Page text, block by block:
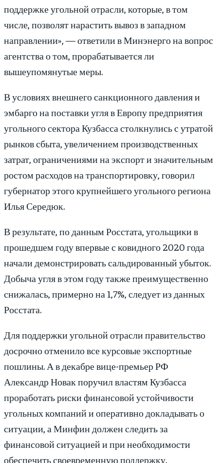
поддержке угольной отрасли, которые, в том
числе, позволят нарастить вывоз в западном
направлении», — ответили в Минэнерго на вопрос
агентства о том, прорабатывается ли
вышеупомянутые меры.
В условиях внешнего санкционного давления и
эмбарго на поставки угля в Европу предприятия
угольного сектора Кузбасса столкнулись с утратой
рынков сбыта, увеличением производственных
затрат, ограничениями на экспорт и значительным
ростом расходов на транспортировку, говорил
губернатор этого крупнейшего угольного региона
Илья Середюк.
В результате, по данным Росстата, угольщики в
прошедшем году впервые с ковидного 2020 года
начали демонстрировать сальдированный убыток.
Добыча угля в этом году также преимущественно
снижалась, примерно на 1,7%, следует из данных
Росстата.
Для поддержки угольной отрасли правительство
досрочно отменило все курсовые экспортные
пошлины. А в декабре вице-премьер РФ
Александр Новак поручил властям Кузбасса
проработать риски финансовой устойчивости
угольных компаний и оперативно докладывать о
ситуации, а Минфин должен следить за
финансовой ситуацией и при необходимости
обеспечить своевременную поддержку.